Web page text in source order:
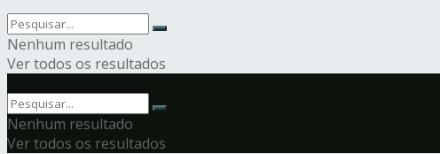
Nenhum resultado
Ver todos os resultados
Nenhum resultado
Ver todos os resultados